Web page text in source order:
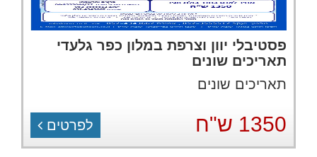
פסטיבלי יוון וצרפת במלון כפר גלעדי
תאריכים שונים
תאריכים שונים
1350 ש"ח לפרטים